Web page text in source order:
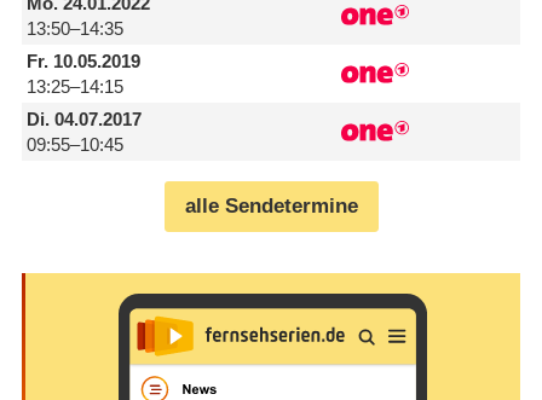
13:50–14:35
Fr.10.05.2019
13:25–14:15
Di.04.07.2017
09:55–10:45
alle Sendetermine